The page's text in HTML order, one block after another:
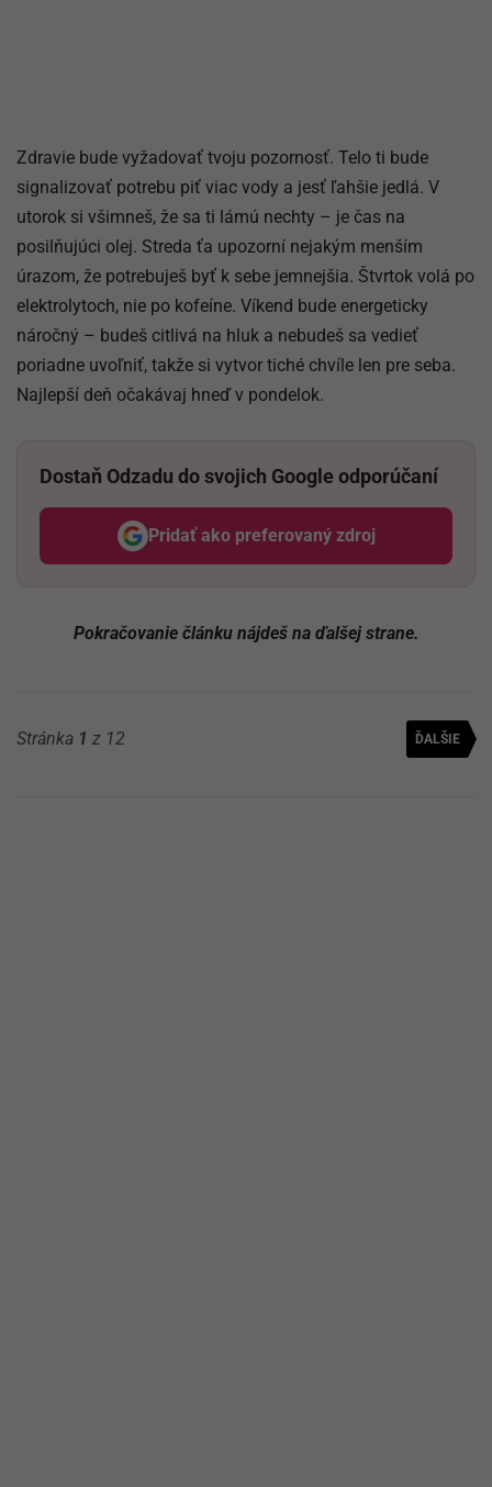
Zdravie bude vyžadovať tvoju pozornosť. Telo ti bude
signalizovať potrebu piť viac vody a jesť ľahšie jedlá. V
utorok si všimneš, že sa ti lámú nechty – je čas na
posilňujúci olej. Streda ťa upozorní nejakým menším
úrazom, že potrebuješ byť k sebe jemnejšia. Štvrtok volá po
elektrolytoch, nie po kofeíne. Víkend bude energeticky
náročný – budeš citlivá na hluk a nebudeš sa vedieť
poriadne uvoľniť, takže si vytvor tiché chvíle len pre seba.
Najlepší deň očakávaj hneď v pondelok.
Dostaň Odzadu do svojich Google odporúčaní
Pridať ako preferovaný zdroj
Odzadu, odkaz sa otvorí v
Pokračovanie článku nájdeš na ďalšej strane.
Stránka 1 z 12 ĎALŠIE